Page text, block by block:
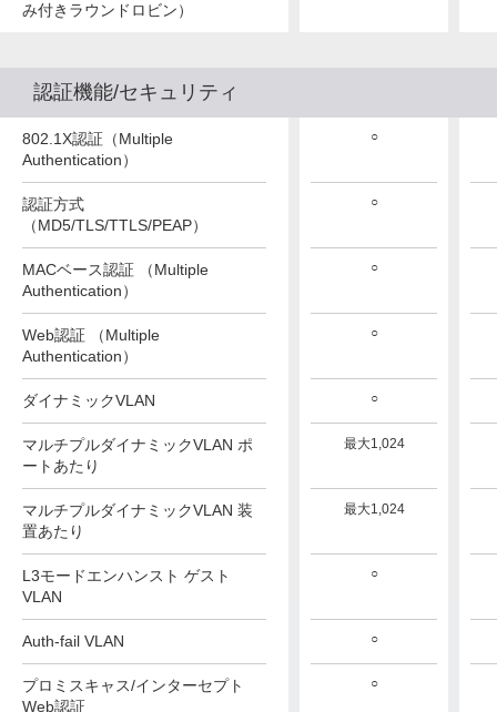
み付きラウンドロビン）
認証機能/セキュリティ
802.1X認証（Multiple
Authentication）
認証方式
（MD5/TLS/TTLS/PEAP）
MACベース認証 （Multiple
Authentication）
Web認証 （Multiple
Authentication）
ダイナミックVLAN
マルチプルダイナミックVLAN ポ
ートあたり
マルチプルダイナミックVLAN 装
置あたり
L3モードエンハンスト ゲスト
VLAN
Auth-fail VLAN
プロミスキャス/インターセプト
Web認証
○
○
○
○
○
最大1,024
最大1,024
○
○
○
最大1,024
最大1,024
○
○
○
○
○
○
○
最大1,024
最大1,024
○
○
○